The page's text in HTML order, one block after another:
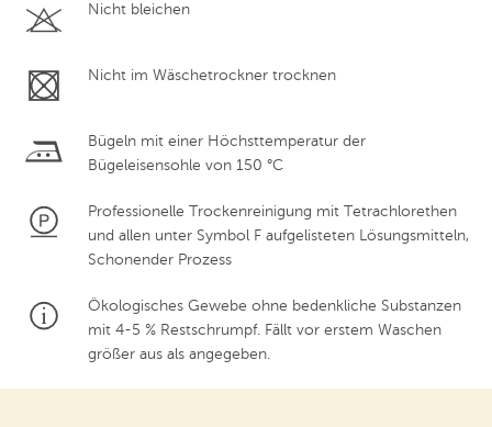
Nicht bleichen
Nicht im Wäschetrockner trocknen
Bügeln mit einer Höchsttemperatur der
Bügeleisensohle von 150 °C
Professionelle Trockenreinigung mit Tetrachlorethen
und allen unter Symbol F aufgelisteten Lösungsmitteln,
Schonender Prozess
Ökologisches Gewebe ohne bedenkliche Substanzen
mit 4-5 % Restschrumpf. Fällt vor erstem Waschen
größer aus als angegeben.